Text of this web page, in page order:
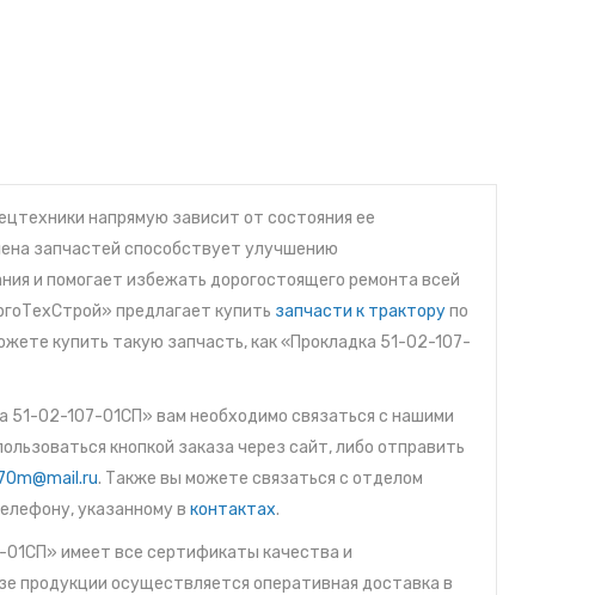
напрямую зависит от состояния ее
запчастей способствует улучшению
и помогает избежать дорогостоящего ремонта всей
предлагает купить запчасти к тракторупо
купить такую запчасть, как «Прокладка 51-02-107-
51-02-107-01СП» вам необходимо связаться с нашими
кнопкой заказа через сайт, либо отправить
. Также вы можете связаться с отделом
указанному в контактах.
имеет все сертификаты качества и
продукции осуществляется оперативная доставка в